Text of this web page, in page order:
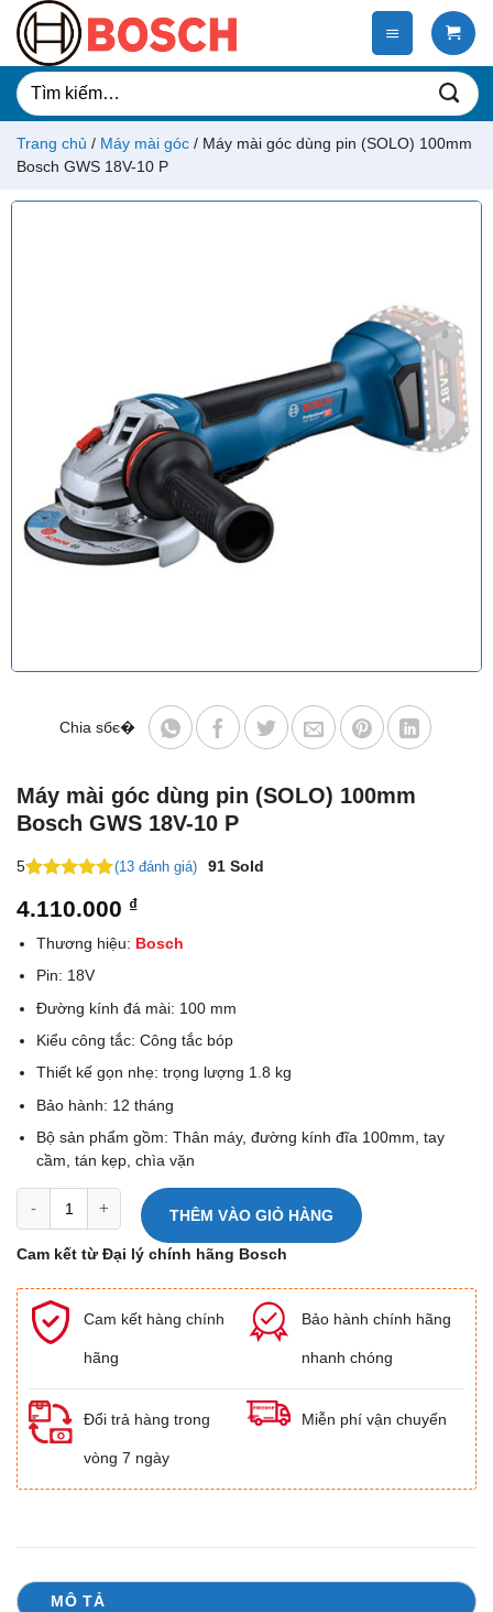
Chuyển
đến
dungTìm
kiếm:
Trang chủ / Máy mài góc / Máy mài góc dùng pin (SOLO) 100mm
Bosch GWS 18V-10 P
Chia sбє�
Máy mài góc dùng pin (SOLO) 100mm
Bosch GWS 18V-10 P
5
dựa trên
(13 đánh giá) 91 Sold
4.110.000 ₫
Thương hiệu: Bosch
Pin: 18V
Đường kính đá mài: 100 mm
Kiểu công tắc: Công tắc bóp
Thiết kế gọn nhẹ: trọng lượng 1.8 kg
Bảo hành: 12 tháng
Bộ sản phẩm gồm: Thân máy, đường kính đĩa 100mm, tay
cầm, tán kẹp, chìa vặn
Máy mài góc dùng pin (SOLO) 100mm Bosch GWS 18V-10 P số
THÊM VÀO GIỎ HÀNG
Cam kết từ Đại lý chính hãng Bosch
Cam kết hàng chính
hãng
Bảo hành chính hãng
nhanh chóng
Đổi trả hàng trong
vòng 7 ngày
Miễn phí vận chuyển
MÔ TẢ